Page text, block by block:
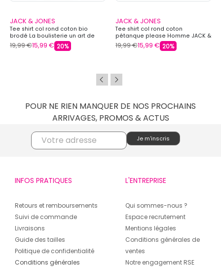
JACK & JONES
Tee shirt col rond coton bio
brodé La boulisterie un art de
vivre Homme JACK & JONES
19,99 €15,99 € 20%
JACK & JONES
Tee shirt col rond coton
pétanque please Homme JACK &
JONES
19,99 €15,99 € 20%
POUR NE RIEN MANQUER DE NOS PROCHAINS
ARRIVAGES, PROMOS & ACTUS
INFOS PRATIQUES
Retours et remboursements
Suivi de commande
Livraisons
Guide des tailles
Politique de confidentialité
Conditions générales
L'ENTREPRISE
Qui sommes-nous ?
Espace recrutement
Mentions légales
Conditions générales de
ventes
Notre engagement RSE